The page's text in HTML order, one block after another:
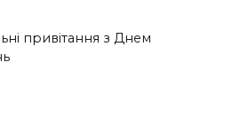
привітання з Днем